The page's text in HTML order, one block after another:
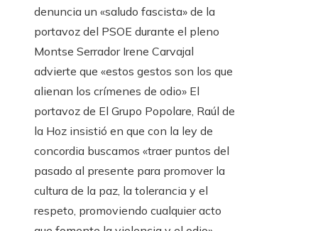
denuncia un «saludo fascista» de la
portavoz del PSOE durante el pleno
Montse Serrador Irene Carvajal
advierte que «estos gestos son los que
alienan los crímenes de odio» El
portavoz de El Grupo Popolare, Raúl de
la Hoz insistió en que con la ley de
concordia buscamos «traer puntos del
pasado al presente para promover la
cultura de la paz, la tolerancia y el
respeto, promoviendo cualquier acto